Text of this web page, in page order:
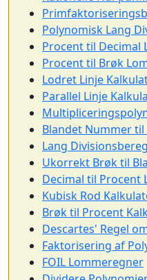
Polynomisk Lang
Procent til Decimal
Procent til Brøk
Lodret Linje
Parallel Linje
Blandet Nummer
Lang
Ukorrekt Brøk til
Decimal til Procent
Kubisk Rod
Brøk til Procent
Descartes' Regel
Faktorisering af
FOIL Lommeregner